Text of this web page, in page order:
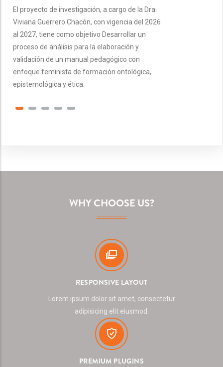
El proyecto de investigación, a cargo de la Dra.
Viviana Guerrero Chacón, con vigencia del 2026
al 2027, tiene como objetivo Desarrollar un
proceso de análisis para la elaboración y
validación de un manual pedagógico con
enfoque feminista de formación ontológica,
epistemológica y ética.
WHY CHOOSE US?
RESPONSIVE LAYOUT
Lorem ipsum dolor sit amet, consectetur
adipisicing elit eiusmod.
PREMIUM PLUGINS